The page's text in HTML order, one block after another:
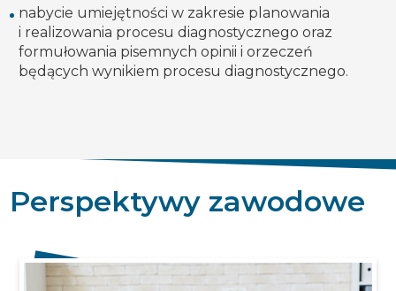
nabycie umiejętności w zakresie planowania
i realizowania procesu diagnostycznego oraz
formułowania pisemnych opinii i orzeczeń
będących wynikiem procesu diagnostycznego.
Perspektywy zawodowe